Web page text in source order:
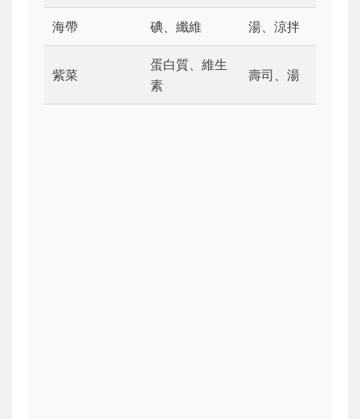
海帶 碘、纖維 湯、涼拌
紫菜
蛋白質、維生
素
壽司、湯